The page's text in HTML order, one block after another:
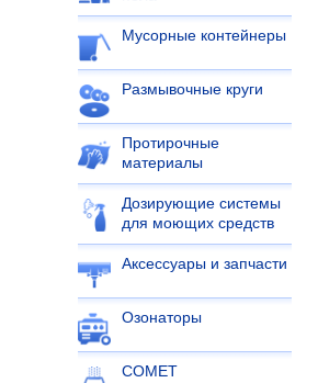
Мусорные контейнеры
Размывочные круги
Протирочные
материалы
Дозирующие системы
для моющих средств
Аксессуары и запчасти
Озонаторы
COMET